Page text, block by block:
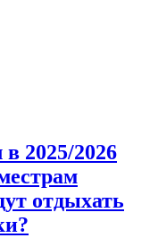
2025/2026
отдыхать